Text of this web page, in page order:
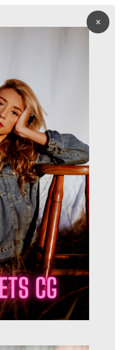
DIGITAL D...
127,00
49,90